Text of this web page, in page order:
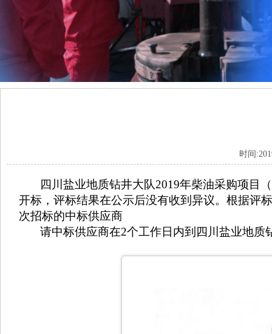
时间
四川盐业地质钻井大队2019年柴油采购项目（
开标，评标结果在公示后没有收到异议。根据评
次招标的中标供应商
请中标供应商在2个工作日内到四川盐业地质